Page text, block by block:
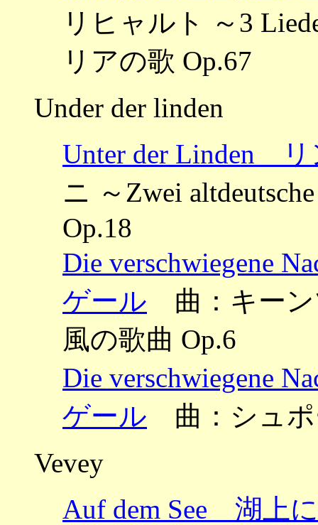
リヒャルト ～3
リアの歌 Op.67
Under der linden
Unter der Linden
ニ ～Zwei
Op.18
Die verschwiegene
ゲール 曲：キーン
風の歌曲 Op.6
Die verschwiegene
ゲール 曲：シュ
Vevey
Auf dem See 湖上